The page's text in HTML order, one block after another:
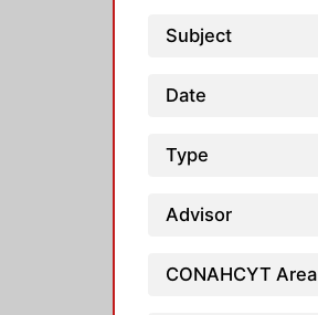
Subject
Date
Type
Advisor
CONAHCYT Area